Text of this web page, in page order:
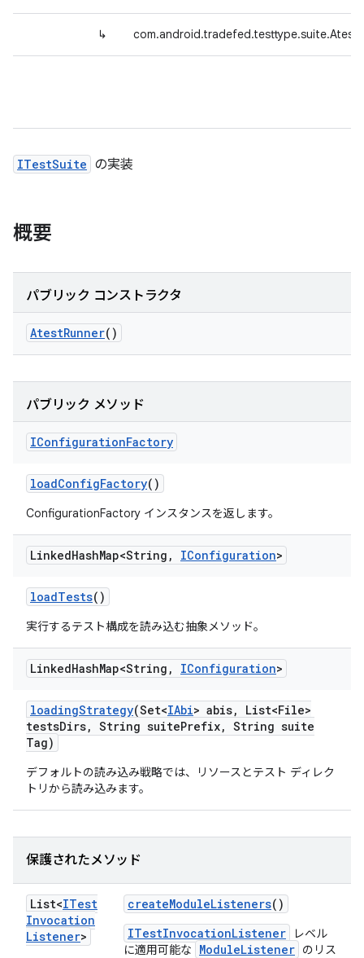
↳
ITestSuite の実装
概要
パブリック コンストラクタ
AtestRunner()
パブリック メソッド
IConfigurationFactory
loadConfigFactory()
ConfigurationFactory インスタンスを返します。
LinkedHashMap<String , IConfiguration>
loadTests()
実行するテスト構成を読み込む抽象メソッド。
LinkedHashMap<String , IConfiguration>
loadingStrategy(Set<IAbi> abis,
List<File>
testsDirs, String suitePrefix, String suite
Tag)
デフォルトの読み込み戦略では、リソースとテスト ディレク
トリから読み込みます。
保護されたメソッド
List<ITest
Invocation
Listener>
createModuleListeners()
ITestInvocationListener
レベル
に適用可能な
ModuleListener のリス